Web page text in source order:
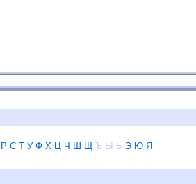
Р С Т У Ф Х Ц Ч Ш Щ Ъ Ы Ь Э Ю Я